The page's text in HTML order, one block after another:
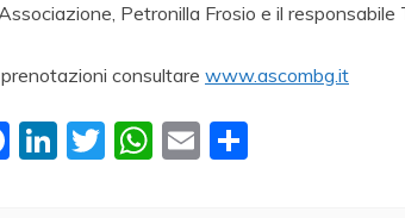
Petronilla Frosio e il
consultare www.ascombg.it
F
Li T
W E